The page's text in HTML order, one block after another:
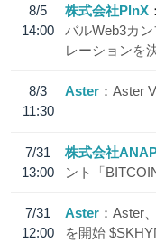
8/5
14:00
株式会社PlnX
バルWeb3カ
レーションを
8/3
11:30
Aster Aster
7/31
13:00
株式会社
ント「
7/31
12:00
Aster
Aster
を開始